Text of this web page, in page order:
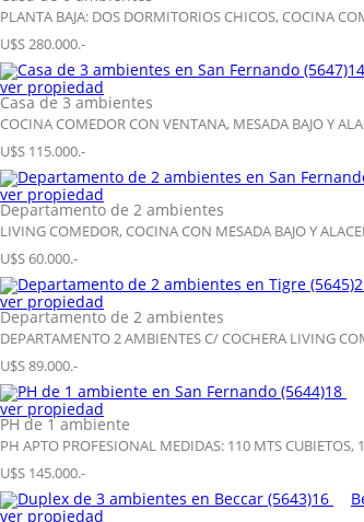
PLANTA BAJA: DOS DORMITORIOS CHICOS, COCINA
U$S 280.000.-
14
ver propiedad
Casa de 3 ambientes
COCINA COMEDOR CON VENTANA, MESADA BAJO Y
U$S 115.000.-
ver propiedad
Departamento de 2 ambientes
LIVING COMEDOR, COCINA CON MESADA BAJO Y
U$S 60.000.-
ver propiedad
Departamento de 2 ambientes
DEPARTAMENTO 2 AMBIENTES C/ COCHERA LIVING
U$S 89.000.-
18
ver propiedad
PH de 1 ambiente
PH APTO PROFESIONAL MEDIDAS: 110 MTS CUBIETOS,
U$S 145.000.-
16
ver propiedad